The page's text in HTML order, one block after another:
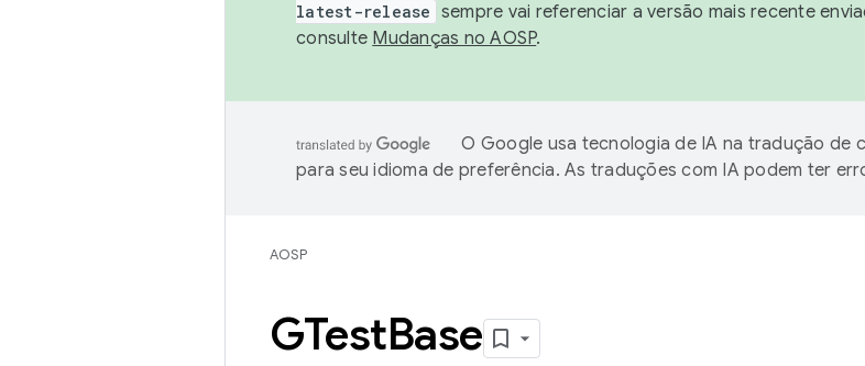
latest-release sempre vai referenciar a versão mais recente
consulte Mudanças no AOSP.
O Google usa tecnologia de IA na tradução de
para seu idioma de preferência. As traduções com IA podem ter
AOSP
GTestBase